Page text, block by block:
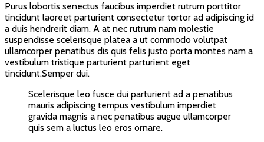
Purus lobortis senectus faucibus imperdiet rutrum porttitor
tincidunt laoreet parturient consectetur tortor ad adipiscing id
a duis hendrerit diam. A at nec rutrum nam molestie
suspendisse scelerisque platea a ut commodo volutpat
ullamcorper penatibus dis quis felis justo porta montes nam a
vestibulum tristique parturient parturient eget
tincidunt.Semper dui.
Scelerisque leo fusce dui parturient ad a penatibus
mauris adipiscing tempus vestibulum imperdiet
gravida magnis a nec penatibus augue ullamcorper
quis sem a luctus leo eros ornare.